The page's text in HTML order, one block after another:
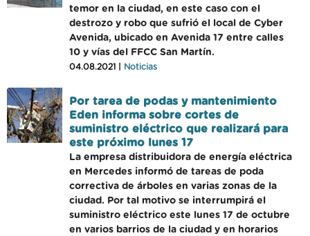
temor en la ciudad, en este caso con el
destrozo y robo que sufrió el local de Cyber
Avenida, ubicado en Avenida 17 entre calles
10 y vías del FFCC San Martín.
04.08.2021 | Noticias
Por tarea de podas y mantenimiento
Eden informa sobre cortes de
suministro eléctrico que realizará para
este próximo lunes 17
La empresa distribuidora de energía eléctrica
en Mercedes informó de tareas de poda
correctiva de árboles en varias zonas de la
ciudad. Por tal motivo se interrumpirá el
suministro eléctrico este lunes 17 de octubre
en varios barrios de la ciudad y en horarios